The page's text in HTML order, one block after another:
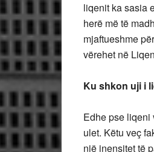
liqenit ka sasia
herë më të
mjaftueshme
vërehet në
Ku shkon uji i
Edhe pse liqeni
ulet. Këtu veç
një inensitet të